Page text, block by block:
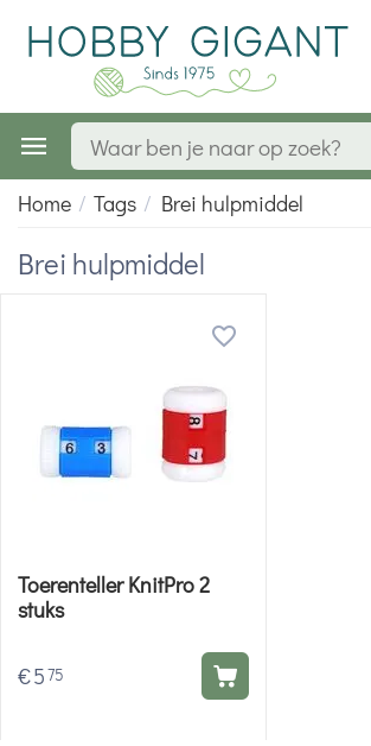
Home / Tags / Brei hulpmiddel
Brei hulpmiddel
Toerenteller KnitPro 2
stuks
€575